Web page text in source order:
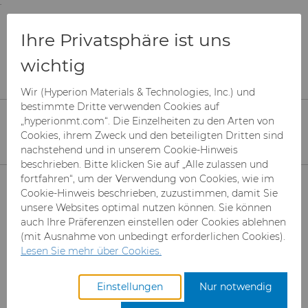
;
and information are based on this region.
Produkte
Superabrasive Schleifmittel
Mesh CBN
Mikron-CBN-Pulver
Can Tooling
Cupper Press Tooling-
Lösungen
Hartmetallstäbe
Branchen & Anwendungen
Luft- und Raumfahrt
Automotive-Werkzeuge
Leistungen
Registrieren Sie sich für den
Zugang zum Hyperion
Hyperion Materials & Technologies übernimmt
NanoDiamond Products
Hyperion
Materials &
Technologies
übernimmt
NanoDiamond
Ihre Privatsphäre ist uns
wichtig
Wir (Hyperion Materials & Technologies, Inc.) und
bestimmte Dritte verwenden Cookies auf
„hyperionmt.com“. Die Einzelheiten zu den Arten von
Cookies, ihrem Zweck und den beteiligten Dritten sind
nachstehend und in unserem Cookie-Hinweis
beschrieben. Bitte klicken Sie auf „Alle zulassen und
fortfahren“, um der Verwendung von Cookies, wie im
Cookie-Hinweis beschrieben, zuzustimmen, damit Sie
unsere Websites optimal nutzen können. Sie können
auch Ihre Präferenzen einstellen oder Cookies ablehnen
(mit Ausnahme von unbedingt erforderlichen Cookies).
Lesen Sie mehr über Cookies.
Einstellungen Nur notwendig